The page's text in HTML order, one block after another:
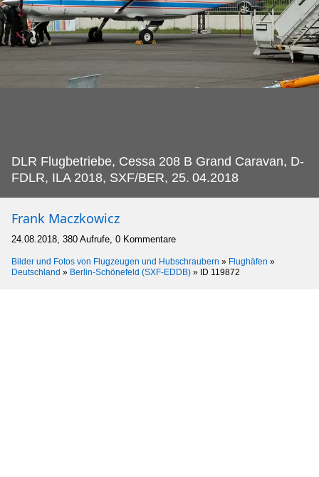
DLR Flugbetriebe, Cessa 208 B Grand Caravan, D-
FDLR, ILA 2018, SXF/BER, 25. 04.2018
Frank Maczkowicz
24.08.2018, 380 Aufrufe, 0 Kommentare
Bilder und Fotos von Flugzeugen und Hubschraubern » Flughäfen »
Deutschland » Berlin-Schönefeld (SXF-EDDB) » ID 119872